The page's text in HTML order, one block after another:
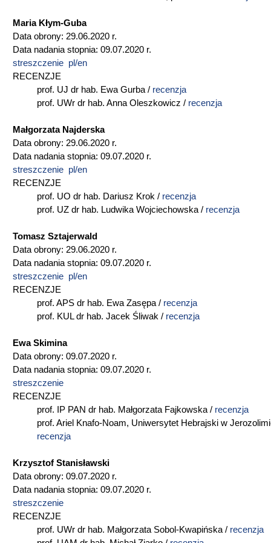
Maria Kłym-Guba
Data obrony: 29.06.2020 r.
Data nadania stopnia: 09.07.2020 r.
streszczenie pl/en
RECENZJE
prof. UJ dr hab. Ewa Gurba / recenzja
prof. UWr dr hab. Anna Oleszkowicz / recenzja
Małgorzata Najderska
Data obrony: 29.06.2020 r.
Data nadania stopnia: 09.07.2020 r.
streszczenie pl/en
RECENZJE
prof. UO dr hab. Dariusz Krok / recenzja
prof. UZ dr hab. Ludwika Wojciechowska / recenzja
Tomasz Sztajerwald
Data obrony: 29.06.2020 r.
Data nadania stopnia: 09.07.2020 r.
streszczenie pl/en
RECENZJE
prof. APS dr hab. Ewa Zasępa / recenzja
prof. KUL dr hab. Jacek Śliwak / recenzja
Ewa Skimina
Data obrony: 09.07.2020 r.
Data nadania stopnia: 09.07.2020 r.
streszczenie
RECENZJE
prof. IP PAN dr hab. Małgorzata Fajkowska / recenzja
prof. Ariel Knafo-Noam, Uniwersytet Hebrajski w
recenzja
Krzysztof Stanisławski
Data obrony: 09.07.2020 r.
Data nadania stopnia: 09.07.2020 r.
streszczenie
RECENZJE
prof. UWr dr hab. Małgorzata Sobol-Kwapińska / recenzja